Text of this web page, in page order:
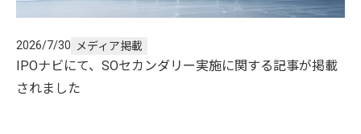
2026/7/30 メディア掲載
IPOナビにて、SOセカンダリー実施に関する記事が掲載
されました